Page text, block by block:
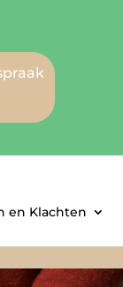
en Klachten